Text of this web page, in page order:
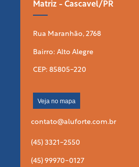
Matriz - Cascavel/PR
Rua Maranhão, 2768
Bairro: Alto Alegre
CEP: 85805-220
Veja no mapa
contato@aluforte.com.br
(45) 3321-2550
(45) 99970-0127